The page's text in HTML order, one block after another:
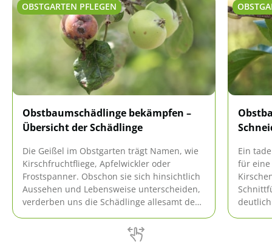
OBSTGARTEN PFLEGEN
Obstbaumschädlinge bekämpfen –
Übersicht der Schädlinge
Die Geißel im Obstgarten trägt Namen, wie
Kirschfruchtfliege, Apfelwickler oder
Frostspanner. Obschon sie sich hinsichtlich
Aussehen und Lebensweise unterscheiden,
verderben uns die Schädlinge allesamt den
Diese Übersicht umschreibt alle wichtigen
Obstbaumschädlinge und gibt Tipps für die
Ein
für eine